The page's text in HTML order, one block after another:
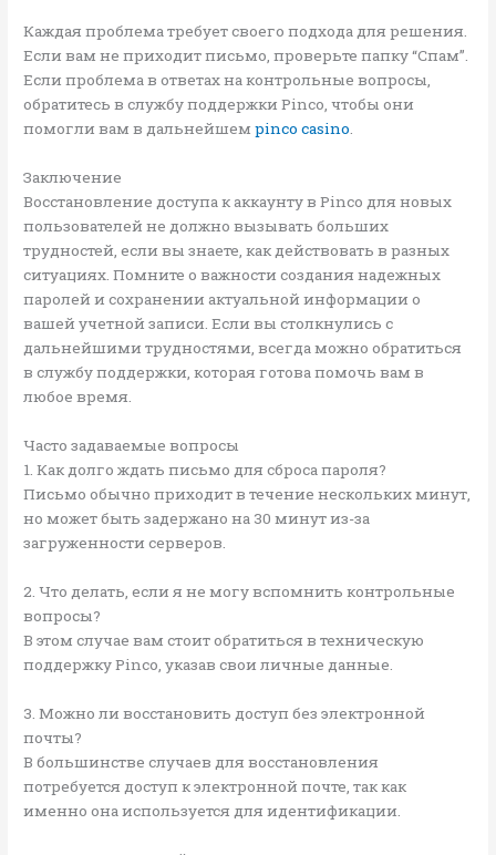
Каждая проблема требует своего подхода для решения.
Если вам не приходит письмо, проверьте папку “Спам”.
Если проблема в ответах на контрольные вопросы,
обратитесь в службу поддержки Pinco, чтобы они
помогли вам в дальнейшемpinco casino.
Заключение
Восстановление доступа к аккаунту в Pinco для новых
пользователей не должно вызывать больших
трудностей, если вы знаете, как действовать в разных
ситуациях. Помните о важности создания надежных
паролей и сохранении актуальной информации о
вашей учетной записи. Если вы столкнулись с
дальнейшими трудностями, всегда можно обратиться
в службу поддержки, которая готова помочь вам в
любое время.
Часто задаваемые вопросы
1. Как долго ждать письмо для сброса пароля?
Письмо обычно приходит в течение нескольких минут,
но может быть задержано на 30 минут из-за
загруженности серверов.
2. Что делать, если я не могу вспомнить контрольные
вопросы?
В этом случае вам стоит обратиться в техническую
поддержку Pinco, указав свои личные данные.
3. Можно ли восстановить доступ без электронной
почты?
В большинстве случаев для восстановления
потребуется доступ к электронной почте, так как
именно она используется для идентификации.